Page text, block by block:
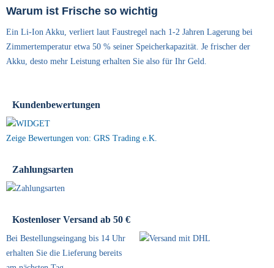
Warum ist Frische so wichtig
Ein Li-Ion Akku, verliert laut Faustregel nach 1-2 Jahren Lagerung bei
Zimmertemperatur etwa 50 % seiner Speicherkapazität. Je frischer der
Akku, desto mehr Leistung erhalten Sie also für Ihr Geld.
Kundenbewertungen
Zeige Bewertungen von: GRS Trading e.K.
Zahlungsarten
Kostenloser Versand ab 50 €
Bei Bestellungseingang bis 14 Uhr
erhalten Sie die Lieferung bereits